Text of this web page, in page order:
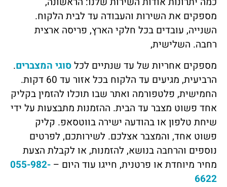
מספקים את השירות והעבודה עד לבית הלקוח.
השנייה, עובדים בכל חלקי הארץ, פריסה ארצית
רחבה. השלישית,
מספקים אחריות של עד שנתיים לכלסוגי המצברים.
הרביעית, מגיעים עד הלקוח בכל אזור עד 60 דקות.
החמישית, פלטפורמה ואתר שבו תוכלו להזמין בקליק
אחד פשוט מצבר עד הבית. ההזמנות מתבצעות על ידי
שיחת טלפון או בהודעה ישירה בווטסאפ. קליק
פשוט אחד, והמצבר אצלכם. לשירותכם, לפרטים
נוספים והרחבה בנושא, להזמנות, או לקבלת הצעת
מחיר מיוחדת או פרטנית, חייגו עוד היום – 055-982-
6622